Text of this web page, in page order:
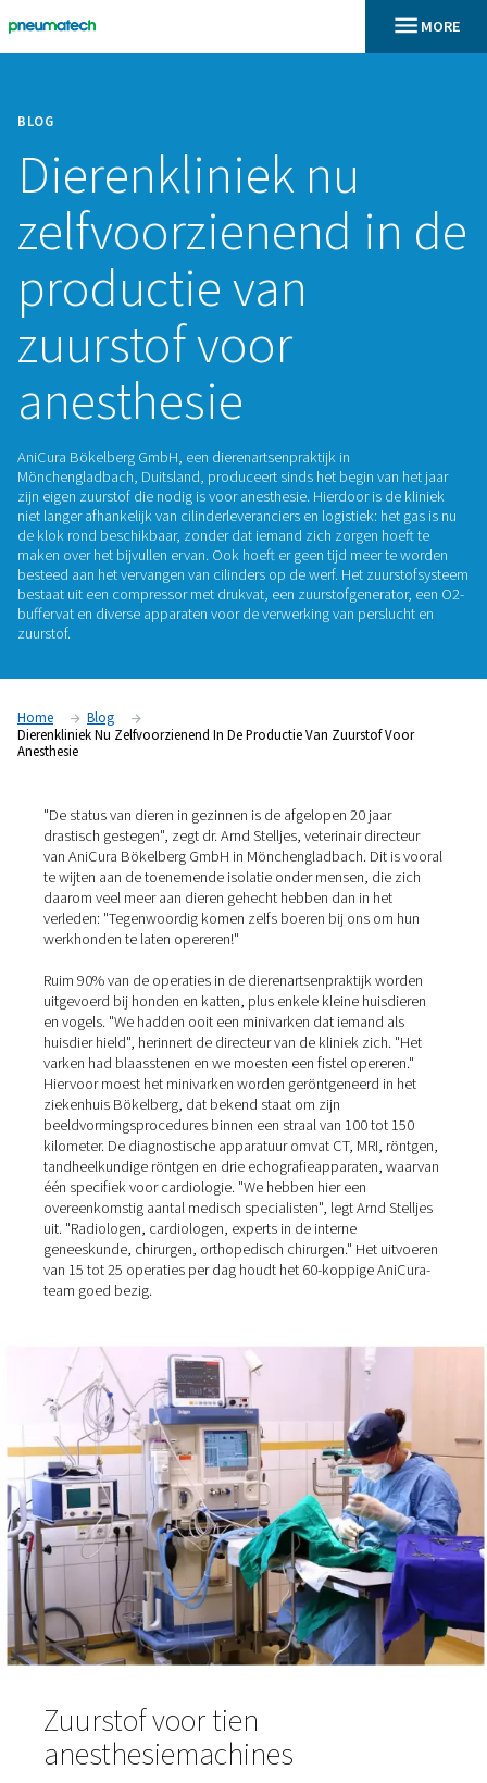
BLOG
Dierenkliniek nu
zelfvoorzienend
productie van
zuurstof voor
anesthesie
AniCura Bökelberg GmbH, een dierenartsenpraktijk in
Mönchengladbach, Duitsland, produceert sinds het begin
zijn eigen zuurstof die nodig is voor anesthesie. Hierdoor is
niet langer afhankelijk van cilinderleveranciers en logistiek:
besteed aan het vervangen van cilinders op de werf. Het
bestaat uit een compressor met drukvat, een
Home
Blog
Dierenkliniek Nu Zelfvoorzienend In De Productie Van Zuurstof
Anesthesie
"De status van dieren in gezinnen is de afgelopen 20
drastisch gestegen", zegt dr. Arnd Stelljes, veterinair
van AniCura Bökelberg GmbH in Mönchengladbach.
te wijten aan de toenemende isolatie onder mensen,
daarom veel meer aan dieren gehecht hebben dan in
verleden: "Tegenwoordig komen zelfs boeren bij ons
werkhonden te laten opereren!"
Ruim 90% van de operaties in de dierenartsenpraktijk
uitgevoerd bij honden en katten, plus enkele kleine
en vogels. "We hadden ooit een minivarken dat iemand
huisdier hield", herinnert de directeur van de kliniek
Hiervoor moest het minivarken worden geröntgeneerd
ziekenhuis Bökelberg, dat bekend staat om zijn
beeldvormingsprocedures binnen een straal van 100
kilometer. De diagnostische apparatuur omvat CT, MRI,
tandheelkundige röntgen en drie echografieapparaten,
één specifiek voor cardiologie. "We hebben hier een
overeenkomstig aantal medisch specialisten", legt Arnd
uit. "Radiologen, cardiologen, experts in de interne
geneeskunde, chirurgen, orthopedisch chirurgen." Het
van 15 tot 25 operaties per dag houdt het 60-koppige
team goed bezig.